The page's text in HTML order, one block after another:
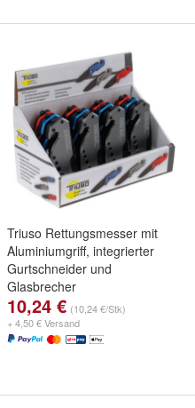
Triuso Rettungsmesser mit
Aluminiumgriff, integrierter
Gurtschneider und
Glasbrecher
Farbe:rot, blauundgrau
10,24 € (10,24 €/Stk)
+ 4,50 € Versand